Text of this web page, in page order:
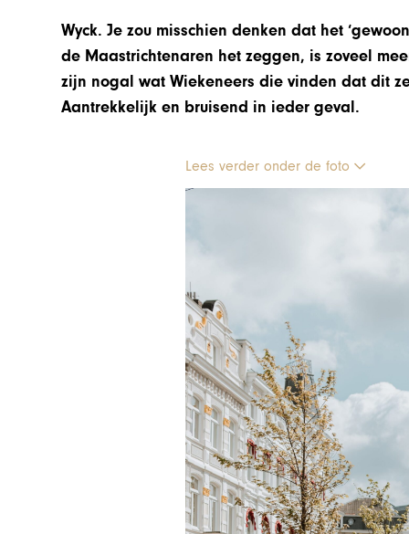
Wyck. Je zou misschien denken dat het
de Maastrichtenaren het zeggen, is zoveel
zijn nogal wat Wiekeneers die vinden dat dit
Aantrekkelijk en bruisend in ieder geval.
Lees verder onder de foto